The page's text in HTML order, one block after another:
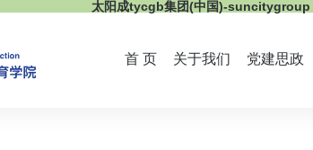
太阳成tycgb集团(中国)-suncitygroup
首 页 关于我们 党建思政